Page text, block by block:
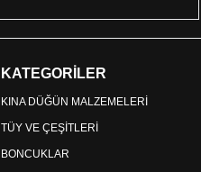
KATEGORİLER
KINA DÜĞÜN MALZEMELERİ
TÜY VE ÇEŞİTLERİ
BONCUKLAR